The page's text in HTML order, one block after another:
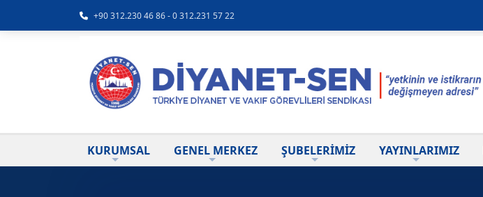
+90 312.230 46 86 - 0 312.231 57 22
KURUMSAL GENEL MERKEZ ŞUBELERİMİZ YAYINLARIMIZ